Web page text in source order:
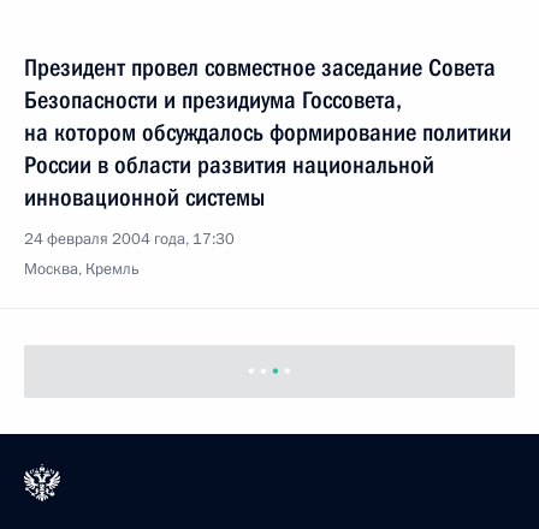
Президент провел совместное заседание Совета
Безопасности и президиума Госсовета,
на котором обсуждалось формирование политики
России в области развития национальной
инновационной системы
24 февраля 2004 года, 17:30
Москва, Кремль